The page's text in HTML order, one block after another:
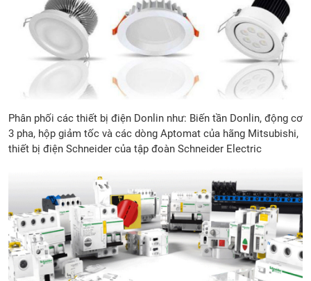
Phân phối các thiết bị điện Donlin như: Biến tần Donlin, động cơ
3 pha, hộp giảm tốc và các dòng Aptomat của hãng Mitsubishi,
thiết bị điện Schneider của tập đoàn Schneider Electric